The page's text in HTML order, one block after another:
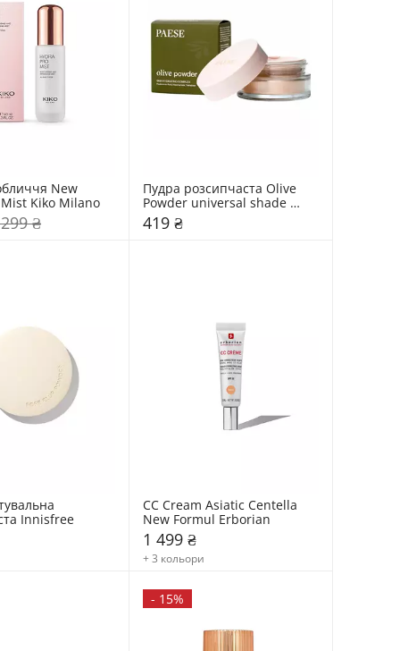
New
Kiko Milano
₴
Пудра розсипчаста Olive
Powder universal shade
Paese
419 ₴
Innisfree
CC Cream Asiatic Centella
New Formul Erborian
1 499 ₴
+ 3 кольори
- 15%